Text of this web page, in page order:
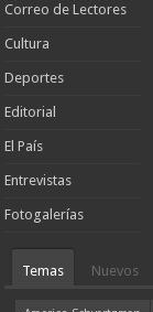
Correo de Lectores
Cultura
Deportes
Editorial
El País
Entrevistas
Fotogalerías
Temas Nuevos